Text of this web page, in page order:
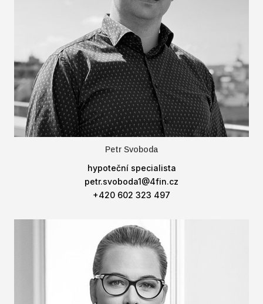
Petr Svoboda
hypoteční specialista
petr.svoboda1@4fin.cz
+420 602 323 497